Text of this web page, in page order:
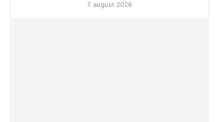
7. august 2026